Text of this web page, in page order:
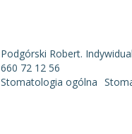
Podgórski Robert.
660 72 12 56
Stomatologia ogólna